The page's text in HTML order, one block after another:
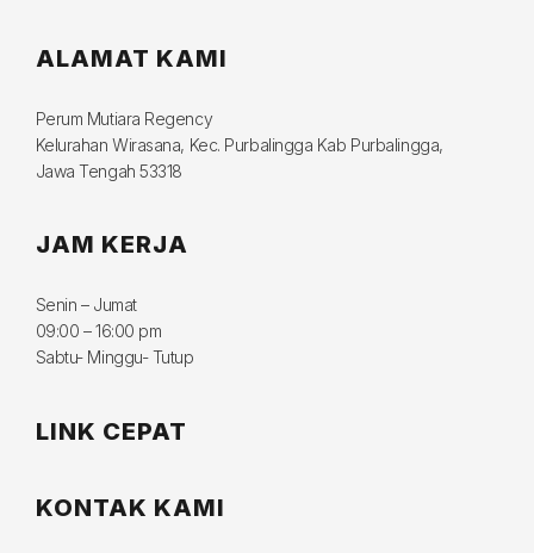
ALAMAT KAMI
Perum Mutiara Regency
Kelurahan Wirasana, Kec. Purbalingga Kab Purbalingga,
Jawa Tengah 53318
JAM KERJA
Senin – Jumat
09:00 – 16:00 pm
Sabtu- Minggu- Tutup
LINK CEPAT
KONTAK KAMI